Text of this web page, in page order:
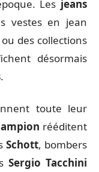
Les jeans
vestes en jean
ou des collections
désormais
.
toute leur
rééditent
Schott, bombers
Sergio Tacchini